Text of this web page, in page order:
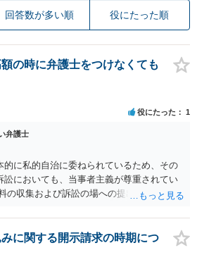
回答数が多い順 役にたった順
の時に弁護士をつけなくても
役にたった 1
弁護士
的に私的自治に委ねられているため、その
訟においても、当事者主義が尊重されてい
の収集および訴訟の場への提出は、当事者
だけすれば良いというわけではございませ
に関する開示請求の時期につ